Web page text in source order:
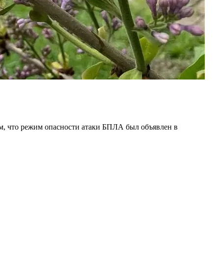
что режим опасности атаки БПЛА был объявлен в